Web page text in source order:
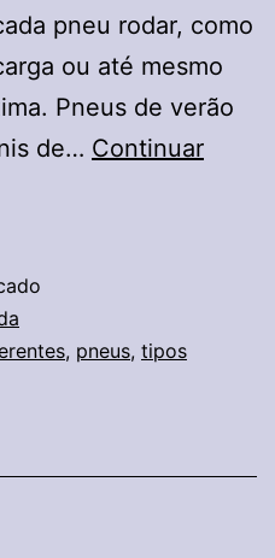
pneu rodar, como
ou até mesmo
Pneus de verão
de… Continuar
, pneus, tipos